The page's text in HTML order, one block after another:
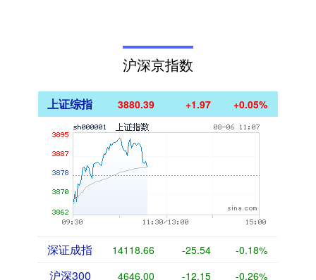
沪深京指数
上证综指 3880.39 +1.97 +0.05%
深证成指 14118.66 -25.54 -0.18%
沪深300 4646.00 -12.15 -0.26%